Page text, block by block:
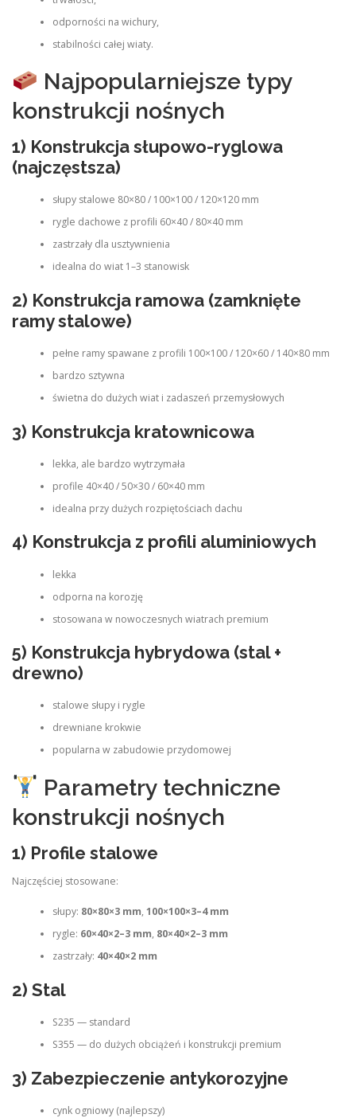
odporności na wichury,
stabilności całej wiaty.
Najpopularniejsze typy
konstrukcji nośnych
1) Konstrukcja słupowo-ryglowa
(najczęstsza)
słupy stalowe 80×80 / 100×100 / 120×120 mm
rygle dachowe z profili 60×40 / 80×40 mm
zastrzały dla usztywnienia
idealna do wiat 1–3 stanowisk
2) Konstrukcja ramowa (zamknięte
ramy stalowe)
pełne ramy spawane z profili 100×100 / 120×60 / 140×80 mm
bardzo sztywna
świetna do dużych wiat i zadaszeń przemysłowych
3) Konstrukcja kratownicowa
lekka, ale bardzo wytrzymała
profile 40×40 / 50×30 / 60×40 mm
idealna przy dużych rozpiętościach dachu
4) Konstrukcja z profili aluminiowych
lekka
odporna na korozję
stosowana w nowoczesnych wiatrach premium
5) Konstrukcja hybrydowa (stal +
drewno)
stalowe słupy i rygle
drewniane krokwie
popularna w zabudowie przydomowej
Parametry techniczne
konstrukcji nośnych
1) Profile stalowe
Najczęściej stosowane:
słupy: 80×80×3 mm, 100×100×3–4 mm
rygle: 60×40×2–3 mm, 80×40×2–3 mm
zastrzały: 40×40×2 mm
2) Stal
S235 — standard
S355 — do dużych obciążeń i konstrukcji premium
3) Zabezpieczenie antykorozyjne
cynk ogniowy (najlepszy)